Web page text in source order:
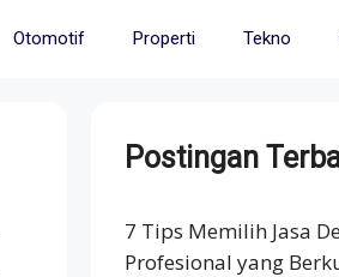
Otomotif Properti Tekno
Postingan
7 Tips Memilih Jasa
Profesional yang